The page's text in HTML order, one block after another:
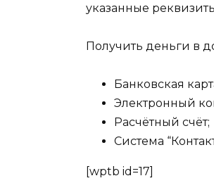
указанные
Получить деньги в
Банковская
Электронный
Расчётный счёт;
Система
[wptb id=17]